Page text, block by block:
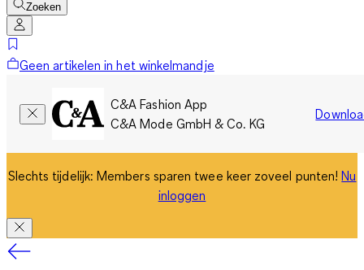
Zoeken
Geen artikelen in het winkelmandje
C&A Fashion App
C&A Mode GmbH & Co. KG
Slechts tijdelijk: Members sparen twee keer zoveel punten!Nu
inloggen